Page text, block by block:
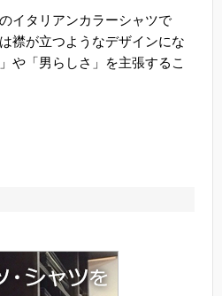
イタリアンカラーシャツで
襟が立つようなデザインにな
や「男らしさ」を主張するこ